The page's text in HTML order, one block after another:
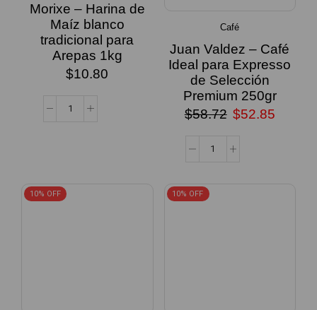
Morixe – Harina de
Maíz blanco
tradicional para
Arepas 1kg
$10.80
Café
Juan Valdez – Café
Ideal para Expresso
de Selección
Premium 250gr
$58.72 $52.85
10% OFF 10% OFF